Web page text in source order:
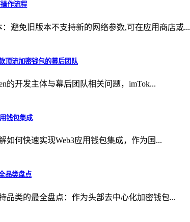
作流程
避免旧版本不支持新的网络参数,可在应用商店或...
顶流加密钱包的幕后团队
的开发主体与幕后团队相关问题，imTok...
钱包集成
如何快速实现Web3应用钱包集成，作为国...
品类盘点
品类的最全盘点：作为头部去中心化加密钱包...